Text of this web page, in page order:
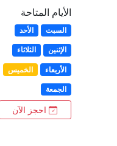
الأيام المتاحة
السبت
الأحد
الإثنين
الثلاثاء
الأربعاء
الخميس
الجمعة
احجز الآن